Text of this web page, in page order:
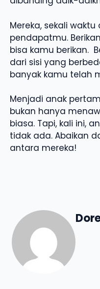
Mereka, sekali
pendapatmu.
bisa kamu berikan.
dari sisi yang
banyak kamu telah
Menjadi anak
bukan hanya
biasa. Tapi, kali ini,
tidak ada. Abaikan
antara mereka!